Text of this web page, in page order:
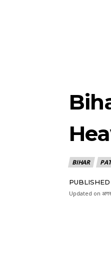
BIHAR
Updated on